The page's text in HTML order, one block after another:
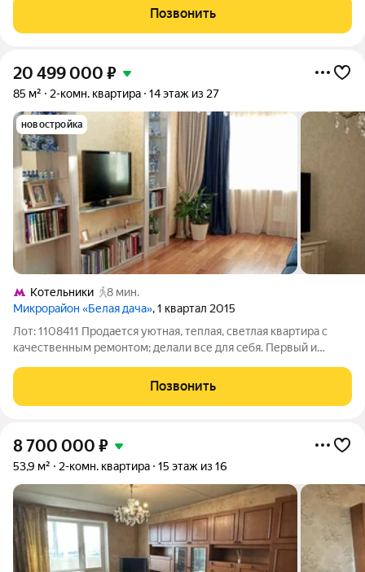
двумя спальными комнатами, кухней - гостиной, гардеробной.
Развитая
Позвонить
20 499 000 ₽
85 м² 2-комн. квартира 14 этаж из 27
новостройка
Котельники
8 мин.
Микрорайон «Белая дача», 1 квартал 2015
Лот: 1108411 Продается уютная, теплая, светлая квартира с
качественным ремонтом; делали все для себя. Первый и
Входная дверь в квартиру с тепло и звукоизоляцией.
Звукоизоляция выполнена по всем
Позвонить
8 700 000 ₽
53,9 м² 2-комн. квартира 15 этаж из 16